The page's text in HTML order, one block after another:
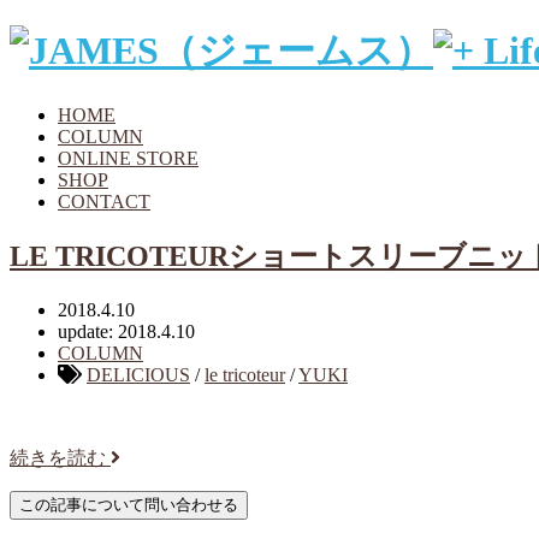
HOME
COLUMN
ONLINE STORE
SHOP
CONTACT
LE TRICOTEURショートスリーブニッ
2018.4.10
update: 2018.4.10
COLUMN
DELICIOUS /le tricoteur/YUKI
続きを読む